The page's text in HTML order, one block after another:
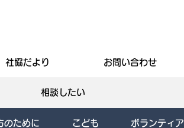
社協だより お問い合わせ
相談したい
のために こども ボランティア